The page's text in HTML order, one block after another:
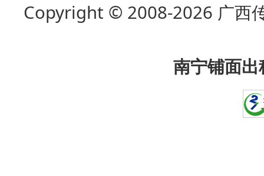
Copyright © 2008-2026 广西
南宁铺面出